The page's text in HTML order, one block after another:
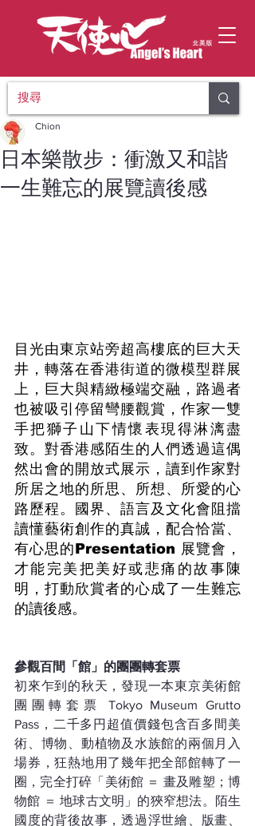
日本樂散步：衝激又和諧
一生難忘的展覽讀後感
Chion
目光由東京站旁超高樓底的巨大天
井，轉落在香港街道的微模型群展
上，巨大與精緻極端交融，路過者
也被吸引停留彎腰觀賞，作家一雙
手把獅子山下情懷表現得淋漓盡
致。對香港感陌生的人們透過這偶
然出會的開放式展示，讀到作家對
所居之地的所思、所想、所愛的心
路歷程。國界、語言及文化會阻擋
讀懂藝術創作的真誠，配合恰當、
有心思的Presentation 展覽會，
才能完美把美好或悲痛的故事陳
明，打動欣賞者的心成了一生難忘
的讀後感。
參觀百間「館」的團團轉套票
初來乍到的秋天，發現一本東京美術館
團團轉套票 Tokyo Museum Grutto
Pass，二千多円超值價錢包含百多間美
術、博物、動植物及水族館的兩個月入
場券，狂熱地用了幾年把全部館轉了一
圈，完全打碎「美術館 ＝ 畫及雕塑；博
物館 ＝ 地球古文明」的狹窄想法。陌生
國度的背後故事，透過浮世繪、版畫、